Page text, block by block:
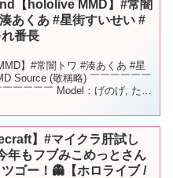
【hololive MMD】#常闇
湊あくあ #星街すいせい #
番長
】#常闇トワ #湊あくあ #星
Source (敬稱略) ￣￣￣￣￣￣
￣￣￣￣ Model：げのげ, た
】#マイクラ肝試し
年もフブみこめっとさん
ゴー！👻【ホロライブ /